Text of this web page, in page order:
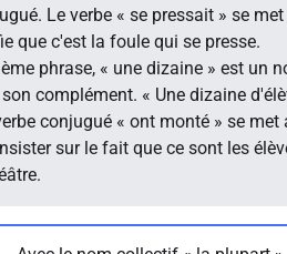
Le verbe « se pressait » se
que c'est la foule qui se presse.
phrase, « une dizaine » est un
complément. « Une dizaine
conjugué « ont monté » se met
sur le fait que ce sont les